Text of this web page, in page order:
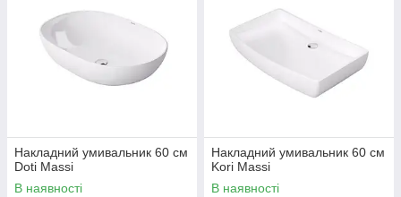
Накладний умивальник 60 см
Doti Massi
В наявності
Накладний умивальник 60 см
Kori Massi
В наявності